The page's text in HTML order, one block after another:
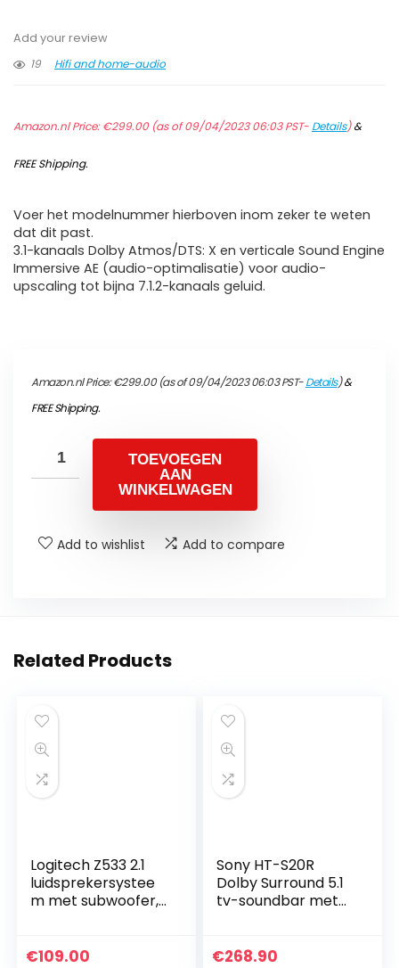
Add your review
19
Hifi and home-audio
Amazon.nl Price:€299.00(as of 09/04/2023 06:03 PST- Details)&
FREE Shipping.
Voer het modelnummer hierboven inom zeker te weten
dat dit past.
3.1-kanaals Dolby Atmos/DTS: X en verticale Sound Engine
Immersive AE (audio-optimalisatie) voor audio-
upscaling tot bijna 7.1.2-kanaals geluid.
Amazon.nl Price:€299.00(as of 09/04/2023 06:03 PST-Details)&
FREE Shipping.
TOEVOEGEN
AAN
WINKELWAGEN
Add to wishlist Add to compare
Related Products
Logitech Z533 2.1
luidsprekersystee
m met subwoofer,
mm ingang,
€109.00
Sony HT-S20R
Dolby Surround 5.1
tv-soundbar met
achterluidsprekers,
€268.90